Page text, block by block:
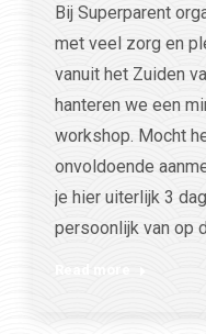
Bij Superparent
met veel zorg en
vanuit het Zuiden
hanteren we een
workshop. Mocht
onvoldoende
je hier uiterlijk 3
persoonlijk van op